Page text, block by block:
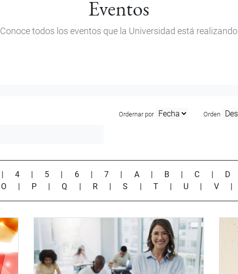
Eventos
Conoce todos los eventos que la Universidad está realizando
Ordernar por Orden
4 5 6 |7 A B C D
O P |Q R |S T U V